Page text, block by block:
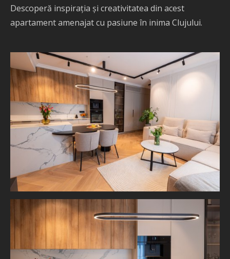
Descoperă inspirația și creativitatea din acest
apartament amenajat cu pasiune în inima Clujului.